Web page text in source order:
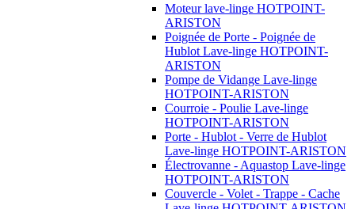
Moteur lave-linge HOTPOINT-
ARISTON
Poignée de Porte - Poignée de
Hublot Lave-linge HOTPOINT-
ARISTON
Pompe de Vidange Lave-linge
HOTPOINT-ARISTON
Courroie - Poulie Lave-linge
HOTPOINT-ARISTON
Porte - Hublot - Verre de Hublot
Lave-linge HOTPOINT-ARISTON
Électrovanne - Aquastop Lave-linge
HOTPOINT-ARISTON
Couvercle - Volet - Trappe - Cache